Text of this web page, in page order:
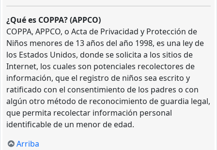
¿Qué es COPPA? (APPCO)
COPPA, APPCO, o Acta de Privacidad y Protección de
Niños menores de 13 años del año 1998, es una ley de
los Estados Unidos, donde se solicita a los sitios de
Internet, los cuales son potenciales recolectores de
información, que el registro de niños sea escrito y
ratificado con el consentimiento de los padres o con
algún otro método de reconocimiento de guardia legal,
que permita recolectar información personal
identificable de un menor de edad.
Arriba